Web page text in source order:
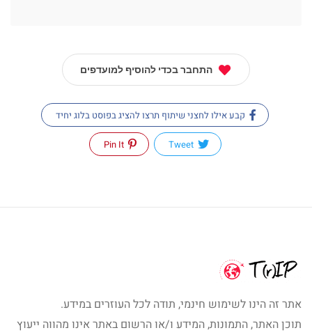
התחבר בכדי להוסיף למועדפים
קבע אילו לחצני שיתוף תרצו להציג בפוסט בלוג יחיד
Tweet
Pin It
אתר זה הינו לשימוש חינמי, תודה לכל העוזרים במידע.
תוכן האתר, התמונות, המידע ו/או הרשום באתר אינו מהווה ייעוץ